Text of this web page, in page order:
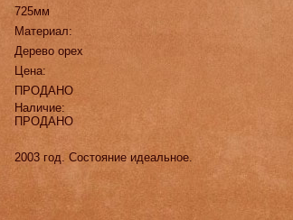
725мм
Материал:
Дерево орех
Цена:
ПРОДАНО
Наличие:
ПРОДАНО
2003 год. Состояние идеальное.